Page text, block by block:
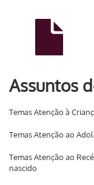
Assuntos
Temas Atenção à
Temas Atenção ao
Temas Atenção ao
nascido